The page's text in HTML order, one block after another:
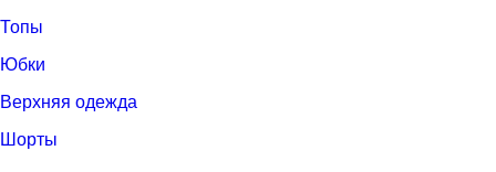
Топы
Юбки
Верхняя одежда
Шорты